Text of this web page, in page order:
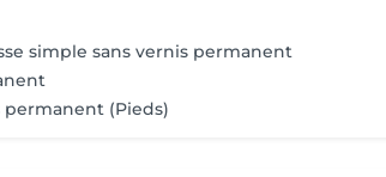
simple sans vernis permanent
permanent (Pieds)